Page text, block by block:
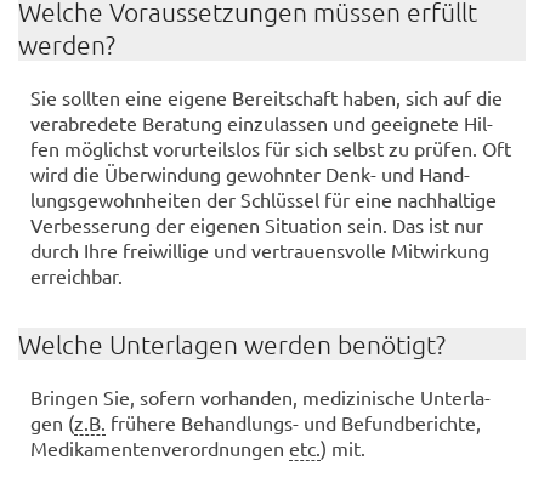
Wel­che Vor­aus­set­zun­gen müs­sen er­füllt
wer­den?
Sie soll­ten eine ei­ge­ne Be­reit­schaft haben, sich auf die
ver­ab­re­de­te Be­ra­tung ein­zu­las­sen und ge­eig­ne­te Hil­
fen mög­lichst vor­ur­teils­los für sich selbst zu prü­fen. Oft
wird die Über­win­dung ge­wohn­ter Denk- und Hand­
lungs­ge­wohn­hei­ten der Schlüs­sel für eine nach­hal­ti­ge
Ver­bes­se­rung der ei­ge­nen Si­tua­ti­on sein. Das ist nur
durch Ihre frei­wil­li­ge und ver­trau­ens­vol­le Mit­wir­kung
er­reich­bar.
Wel­che Un­ter­la­gen wer­den be­nö­tigt?
Brin­gen Sie, so­fern vor­han­den, me­di­zi­ni­sche Un­ter­la­
gen (z.B. frü­he­re Behandlungs-​ und Be­fund­be­rich­te,
Me­di­ka­men­ten­ver­ord­nun­gen etc.) mit.